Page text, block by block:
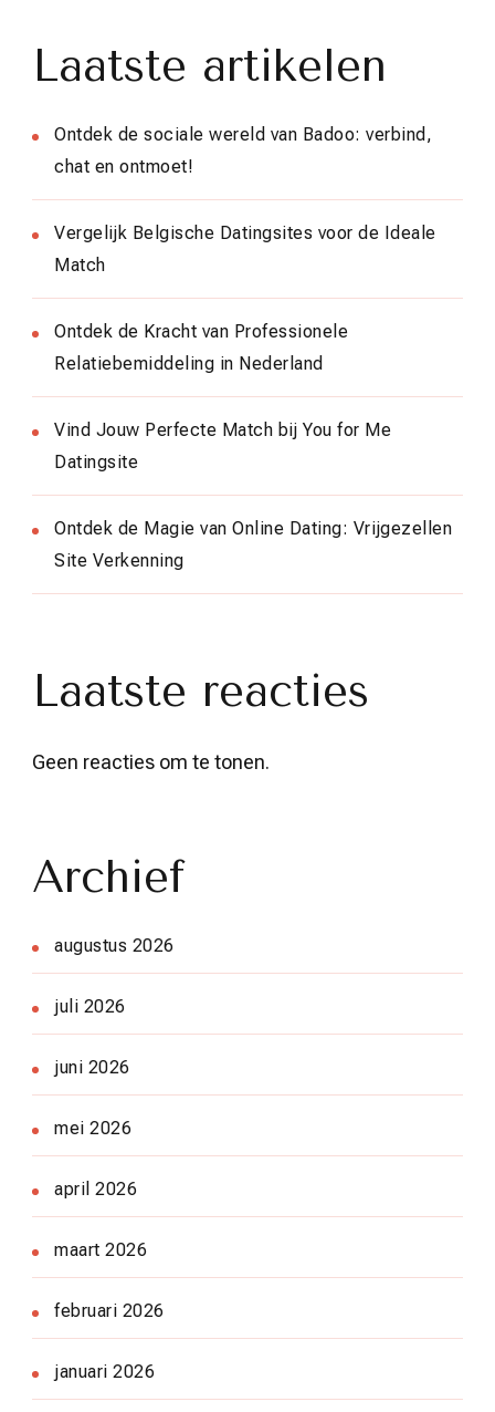
Laatste artikelen
Ontdek de sociale wereld van Badoo: verbind,
chat en ontmoet!
Vergelijk Belgische Datingsites voor de Ideale
Match
Ontdek de Kracht van Professionele
Relatiebemiddeling in Nederland
Vind Jouw Perfecte Match bij You for Me
Datingsite
Ontdek de Magie van Online Dating: Vrijgezellen
Site Verkenning
Laatste reacties
Geen reacties om te tonen.
Archief
augustus 2026
juli 2026
juni 2026
mei 2026
april 2026
maart 2026
februari 2026
januari 2026